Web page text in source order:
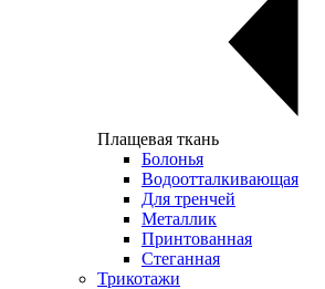
Плащевая ткань
Болонья
Водоотталкивающая
Для тренчей
Металлик
Принтованная
Стеганная
Трикотажи